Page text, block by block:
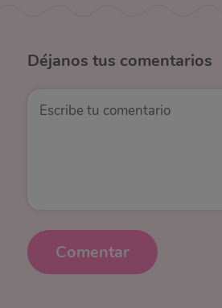
Déjanos tus comentarios
Comentar